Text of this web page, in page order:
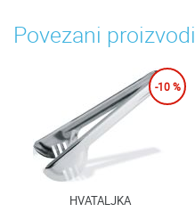
Povezani proizvodi
-10 %
HVATALJKA